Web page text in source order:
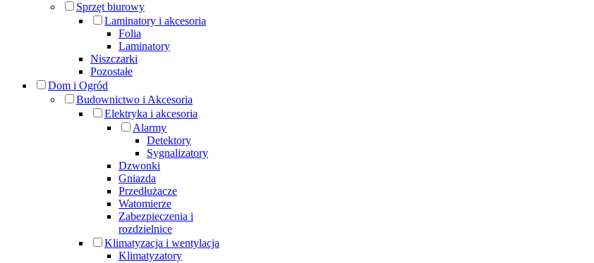
Sprzęt biurowy
Laminatory i akcesoria
Folia
Laminatory
Niszczarki
Pozostałe
Dom i Ogród
Budownictwo i Akcesoria
Elektryka i akcesoria
Alarmy
Detektory
Sygnalizatory
Dzwonki
Gniazda
Przedłużacze
Watomierze
Zabezpieczenia i
rozdzielnice
Klimatyzacja i wentylacja
Klimatyzatory